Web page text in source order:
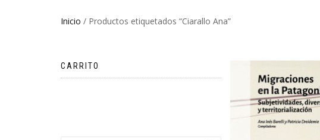
Inicio / Productos etiquetados “Ciarallo Ana”
CARRITO